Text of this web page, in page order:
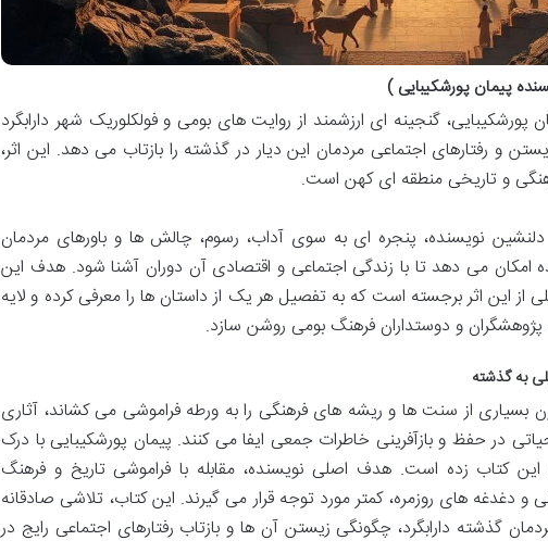
پیمان پورشکیبایی )
پورشکیبایی، گنجینه ای ارزشمند از روایت های بومی و فولکلوریک شهر دارابگرد
و رفتارهای اجتماعی مردمان این دیار در گذشته را بازتاب می دهد. این اثر،
و تاریخی منطقه ای کهن است.
نویسنده، پنجره ای به سوی آداب، رسوم، چالش ها و باورهای مردمان
امکان می دهد تا با زندگی اجتماعی و اقتصادی آن دوران آشنا شود. هدف این
از این اثر برجسته است که به تفصیل هر یک از داستان ها را معرفی کرده و لایه
پژوهشگران و دوستداران فرهنگ بومی روشن سازد.
به گذشته
بسیاری از سنت ها و ریشه های فرهنگی را به ورطه فراموشی می کشاند، آثاری
در حفظ و بازآفرینی خاطرات جمعی ایفا می کنند. پیمان پورشکیبایی با درک
کتاب زده است. هدف اصلی نویسنده، مقابله با فراموشی تاریخ و فرهنگ
های روزمره، کمتر مورد توجه قرار می گیرند. این کتاب، تلاشی صادقانه
گذشته دارابگرد، چگونگی زیستن آن ها و بازتاب رفتارهای اجتماعی رایج در